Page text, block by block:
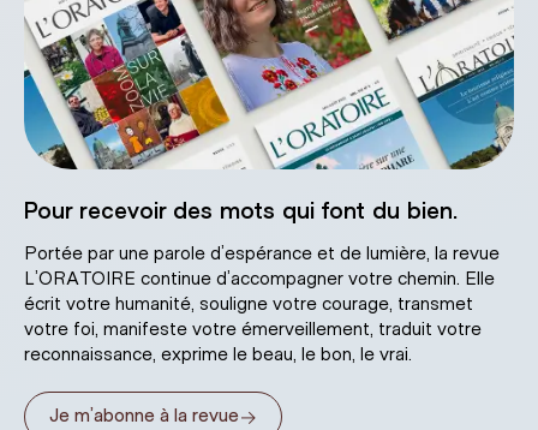
Pour recevoir des mots qui font du bien.
Portée par une parole d’espérance et de lumière, la revue
L’ORATOIRE continue d’accompagner votre chemin. Elle
écrit votre humanité, souligne votre courage, transmet
votre foi, manifeste votre émerveillement, traduit votre
reconnaissance, exprime le beau, le bon, le vrai.
Je m’abonne à la revue→